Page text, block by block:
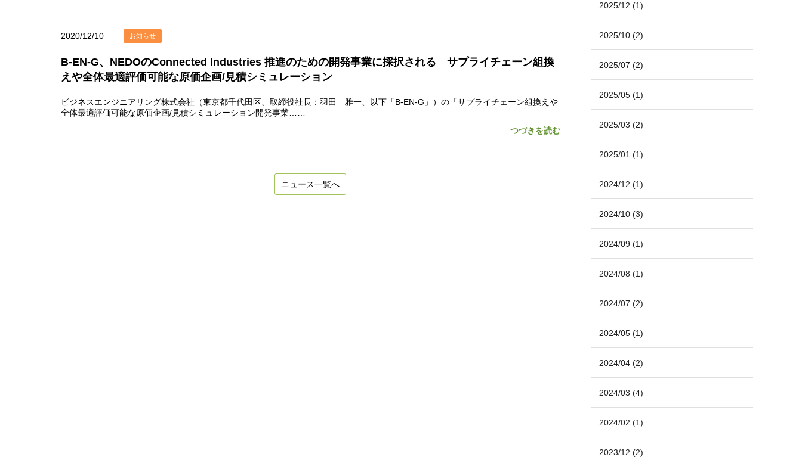
2020/12/10 お知らせ
B-EN-G、NEDOのConnected Industries 推進のための開発事業に採択される サプライチェーン組換
えや全体最適評価可能な原価企画/見積シミュレーション
ビジネスエンジニアリング株式会社（東京都千代田区、取締役社長：羽田 雅一、以下「B-EN-G」）の「サプライチェーン組換えや
全体最適評価可能な原価企画/見積シミュレーション開発事業……
つづきを読む
ニュース一覧へ
2025/12 (1)
2025/10 (2)
2025/07 (2)
2025/05 (1)
2025/03 (2)
2025/01 (1)
2024/12 (1)
2024/10 (3)
2024/09 (1)
2024/08 (1)
2024/07 (2)
2024/05 (1)
2024/04 (2)
2024/03 (4)
2024/02 (1)
2023/12 (2)